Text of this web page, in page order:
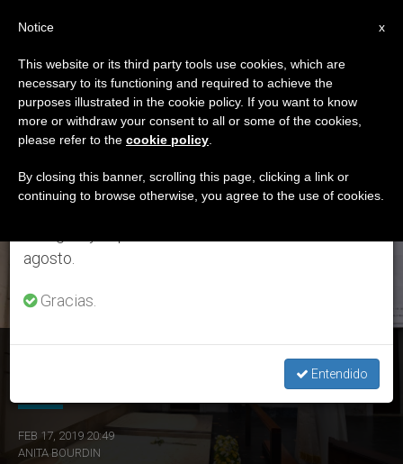
ETIQUETA
Posts Tagged
‘Juranda’
ÚLTIMAS NOTICIAS
FEB 17, 2019 20:49
ANITA BOURDIN
×
Aviso importante
Del 27 de julio al 7 de agosto haremos la pausa
anual, aprovechando que en el periodo de verano
se generan menos informaciones y también el
agosto.
Gracias.
Entendido
x
Notice
This website or its third party tools use cookies, which are
necessary to its functioning and required to achieve the
purposes illustrated in the cookie policy. If you want to know
more or withdraw your consent to all or some of the cookies,
please refer to the cookie policy
By closing this banner, scrolling this page, clicking a link or
continuing to browse otherwise, you agree to the use of cookies.